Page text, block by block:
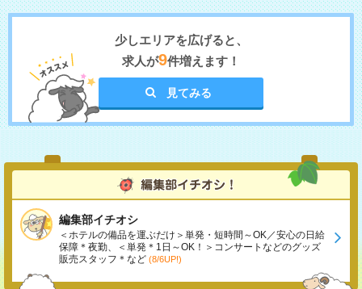
少しエリアを広げると、
求人が9件増えます！
見てみる
編集部イチオシ
＜ホテルの備品を運ぶだけ＞単発・短時間～OK／安心の日給
保障＊夜勤、＜単発＊1日～OK！＞コンサートなどのグッズ
販売スタッフ＊など (8/6UP!)